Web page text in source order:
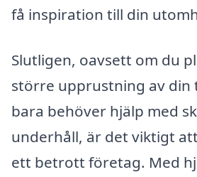
få inspiration till din
Slutligen, oavsett om du
större upprustning av din
bara behöver hjälp med
underhåll, är det viktigt
ett betrott företag. Med